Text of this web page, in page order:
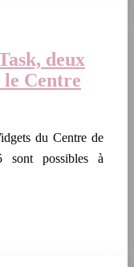
deux
Centre
du Centre de
sont possibles à